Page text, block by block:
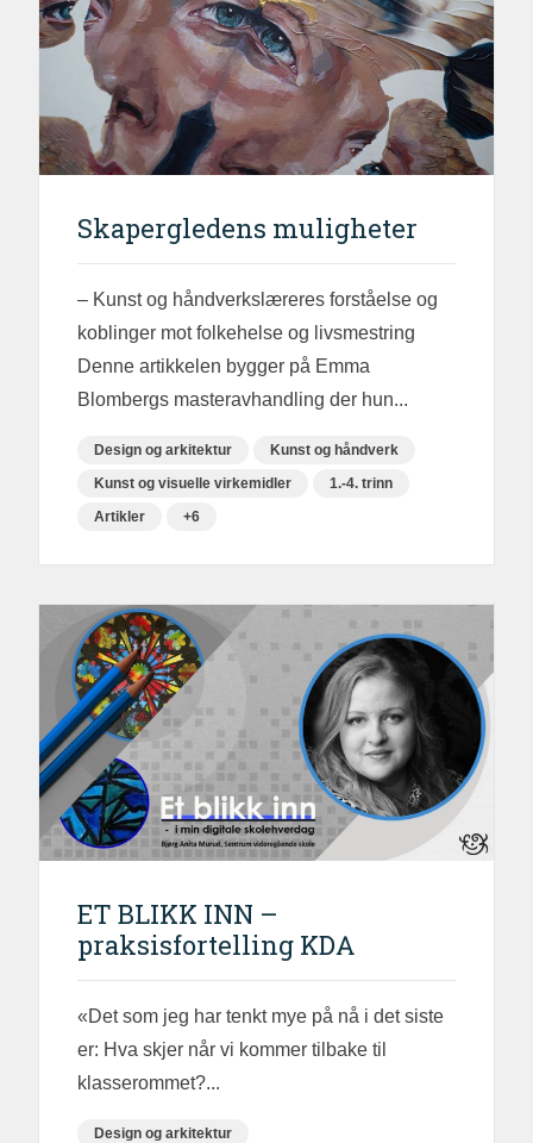
Skapergledens muligheter
– Kunst og håndverkslæreres forståelse og
koblinger mot folkehelse og livsmestring
Denne artikkelen bygger på Emma
Blombergs masteravhandling der hun...
Design og arkitektur
Kunst og håndverk
Kunst og visuelle virkemidler
1.-4. trinn
Artikler
+6
ET BLIKK INN –
praksisfortelling KDA
«Det som jeg har tenkt mye på nå i det siste
er: Hva skjer når vi kommer tilbake til
klasserommet?...
Design og arkitektur